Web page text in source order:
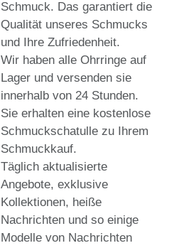
Schmuck. Das garantiert die
Qualität unseres Schmucks
und Ihre Zufriedenheit.
Wir haben alle Ohrringe auf
Lager und versenden sie
innerhalb von 24 Stunden.
Sie erhalten eine kostenlose
Schmuckschatulle zu Ihrem
Schmuckkauf.
Täglich aktualisierte
Angebote, exklusive
Kollektionen, heiße
Nachrichten und so einige
Modelle von Nachrichten